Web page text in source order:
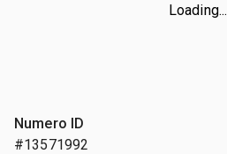
Loading...
Numero ID
#13571992